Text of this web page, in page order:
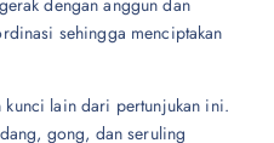
sehingga menciptakan
kunci lain dari pertunjukan ini.
gong, dan seruling